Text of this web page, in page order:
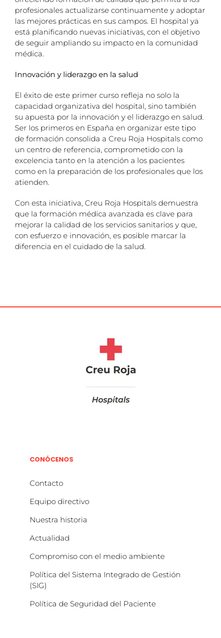
profesionales actualizarse continuamente y adoptar
las mejores prácticas en sus campos. El hospital ya
está planificando nuevas iniciativas, con el objetivo
de seguir ampliando su impacto en la comunidad
médica.
Innovación y liderazgo en la salud
El éxito de este primer curso refleja no solo la
capacidad organizativa del hospital, sino también
su apuesta por la innovación y el liderazgo en salud.
Ser los primeros en España en organizar este tipo
de formación consolida a Creu Roja Hospitals como
un centro de referencia, comprometido con la
excelencia tanto en la atención a los pacientes
como en la preparación de los profesionales que los
atienden.
Con esta iniciativa, Creu Roja Hospitals demuestra
que la formación médica avanzada es clave para
mejorar la calidad de los servicios sanitarios y que,
con esfuerzo e innovación, es posible marcar la
diferencia en el cuidado de la salud.
CONÓCENOS
Contacto
Equipo directivo
Nuestra historia
Actualidad
Compromiso con el medio ambiente
Política del Sistema Integrado de Gestión
(SIG)
Política de Seguridad del Paciente